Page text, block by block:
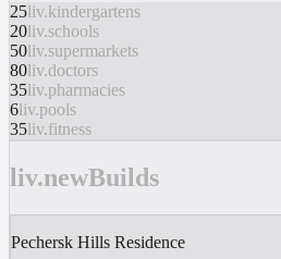
25liv.kindergartens
20liv.schools
50liv.supermarkets
80liv.doctors
35liv.pharmacies
6liv.pools
35liv.fitness
liv.newBuilds
Pechersk Hills Residence